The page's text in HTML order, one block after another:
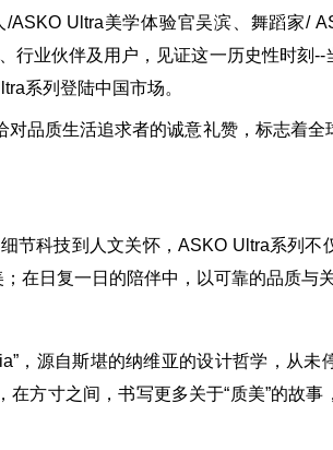
Ultra美学体验官吴滨、舞蹈家/
行业伙伴及用户，见证这一历史性时刻
系列登陆中国市场。
质生活追求者的诚意礼赞，标志着全
科技到人文关怀，ASKO Ultra系列不
在日复一日的陪伴中，以可靠的品质与
源自斯堪的纳维亚的设计哲学，从未
方寸之间，书写更多关于“质美”的故